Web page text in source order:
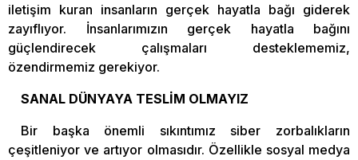
iletişim kuran insanların gerçek hayatla bağı giderek
zayıflıyor. İnsanlarımızın gerçek hayatla bağını
güçlendirecek çalışmaları desteklememiz,
özendirmemiz gerekiyor.
SANAL DÜNYAYA TESLİM OLMAYIZ
Bir başka önemli sıkıntımız siber zorbalıkların
çeşitleniyor ve artıyor olmasıdır. Özellikle sosyal medya